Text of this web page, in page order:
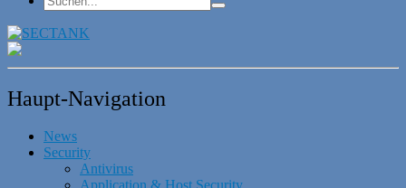
Haupt-Navigation
News
Security
Antivirus